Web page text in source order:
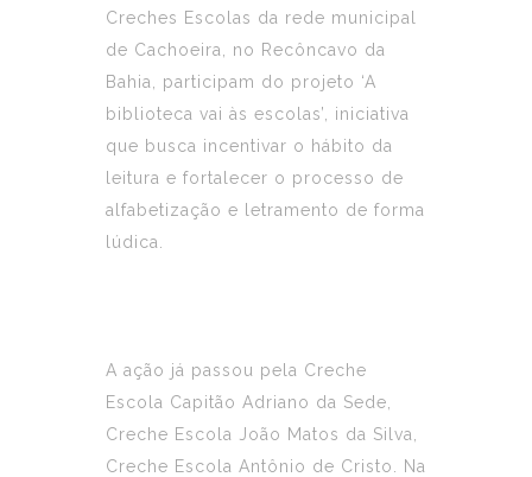
Creches Escolas da rede municipal
de Cachoeira, no Recôncavo da
Bahia, participam do projeto ‘A
biblioteca vai às escolas’, iniciativa
que busca incentivar o hábito da
leitura e fortalecer o processo de
alfabetização e letramento de forma
lúdica.
A ação já passou pela Creche
Escola Capitão Adriano da Sede,
Creche Escola João Matos da Silva,
Creche Escola Antônio de Cristo. Na